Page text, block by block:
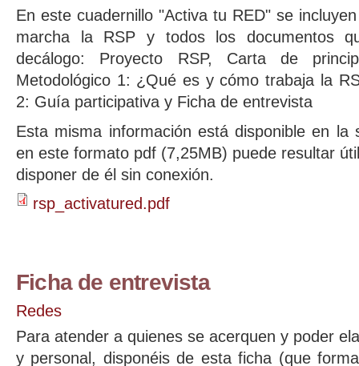
En este cuadernillo "Activa tu RED" se
marcha la RSP y todos los documentos
decálogo: Proyecto RSP, Carta de
Metodológico 1: ¿Qué es y cómo trabaja la
2: Guía participativa y Ficha de entrevista
Esta misma información está disponible en la
en este formato pdf (7,25MB) puede resultar
disponer de él sin conexión.
rsp_activatured.pdf
Ficha de entrevista
Redes
Para atender a quienes se acerquen y poder
y personal, disponéis de esta ficha (que